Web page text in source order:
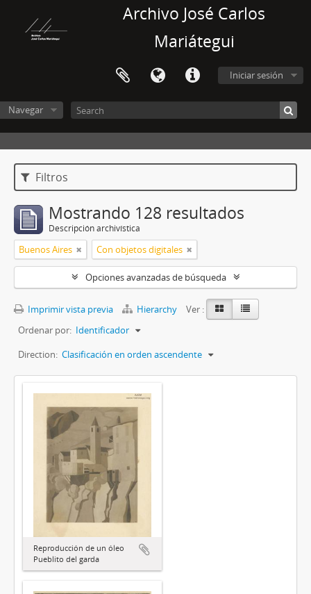
Archivo José Carlos
Mariátegui
Iniciar sesión
Navegar
Filtros
Mostrando 128 resultados
Descripción archivística
Buenos Aires Con objetos digitales
Opciones avanzadas de búsqueda
Imprimir vista previa Hierarchy
Ver :
Ordenar por: Identificador
Direction: Clasificación en orden ascendente
Reproducción de un óleo
Pueblito del garda